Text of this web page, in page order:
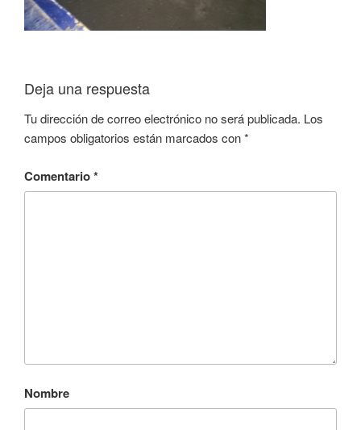
Deja una respuesta
Tu dirección de correo electrónico no será publicada. Los
campos obligatorios están marcados con*
Comentario*
Nombre